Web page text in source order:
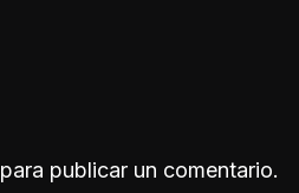
para publicar un comentario.